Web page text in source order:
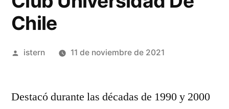
Chile
Publicado
istern 11 de noviembre de 2021
Destacó durante las décadas de 1990 y 2000